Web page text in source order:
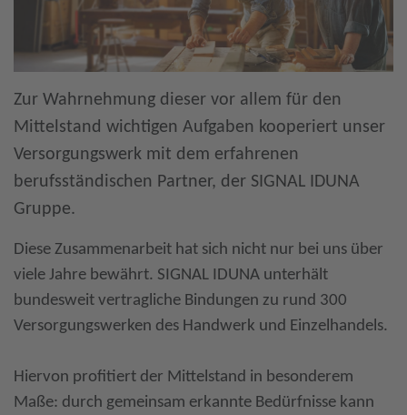
Zur Wahrnehmung dieser vor allem für den
Mittelstand wichtigen Aufgaben kooperiert unser
Versorgungswerk mit dem erfahrenen
berufsständischen Partner, der SIGNAL IDUNA
Gruppe.
Diese Zusammenarbeit hat sich nicht nur bei uns über
viele Jahre bewährt. SIGNAL IDUNA unterhält
bundesweit vertragliche Bindungen zu rund 300
Versorgungswerken des Handwerk und Einzelhandels.
Hiervon profitiert der Mittelstand in besonderem
Maße: durch gemeinsam erkannte Bedürfnisse kann